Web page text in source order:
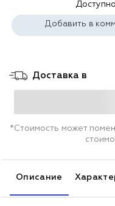
Добавить в
Доставка в
*Стоимость может
Описание